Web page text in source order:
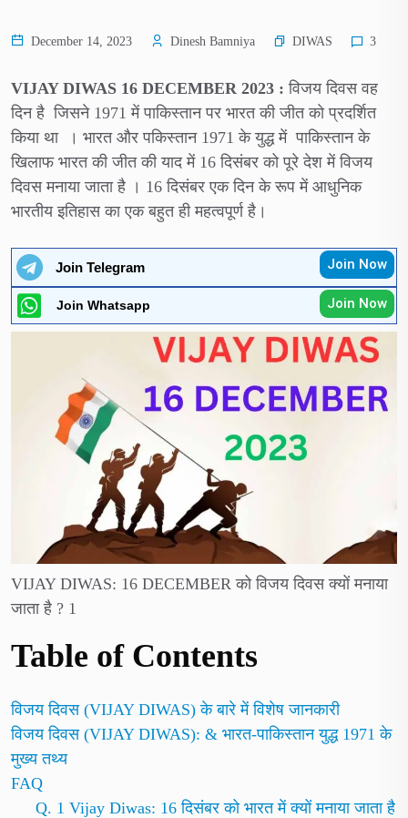
December 14, 2023 Dinesh Bamniya DIWAS 3
VIJAY DIWAS 16 DECEMBER 2023 :विजय दिवस वह
दिन है जिसने 1971 में पाकिस्तान पर भारत की जीत को प्रदर्शित
किया था । भारत और पकिस्तान 1971 के युद्ध में पाकिस्तान के
खिलाफ भारत की जीत की याद में 16 दिसंबर को पूरे देश में विजय
दिवस मनाया जाता है । 16 दिसंबर एक दिन के रूप में आधुनिक
भारतीय इतिहास का एक बहुत ही महत्वपूर्ण है।
Join Telegram Join Now
Join Whatsapp Join Now
VIJAY DIWAS: 16 DECEMBER को विजय दिवस क्यों मनाया
जाता है ? 1
Table of Contents
विजय दिवस (VIJAY DIWAS) के बारे में विशेष जानकारी
विजय दिवस (VIJAY DIWAS): & भारत-पाकिस्तान युद्ध 1971 के
मुख्य तथ्य
FAQ
Q. 1 Vijay Diwas: 16 दिसंबर को भारत में क्यों मनाया जाता है